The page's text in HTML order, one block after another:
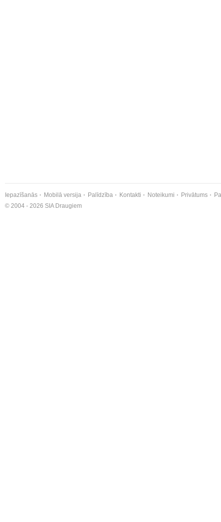
Iepazīšanās Mobilā versija Palīdzība Kontakti Noteikumi Privātums
© 2004 - 2026 SIA Draugiem